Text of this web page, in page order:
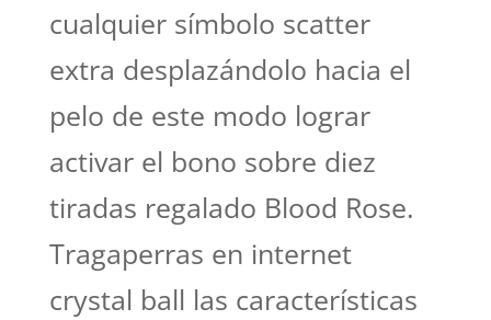
cualquier símbolo scatter
extra desplazándolo hacia el
pelo de este modo lograr
activar el bono sobre diez
tiradas regalado Blood Rose.
Tragaperras en internet
crystal ball las características